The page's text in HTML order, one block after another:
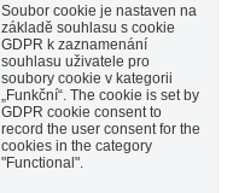
Soubor cookie je nastaven na
základě souhlasu s cookie
GDPR k zaznamenání
souhlasu uživatele pro
soubory cookie v kategorii
„Funkční“. The cookie is set by
GDPR cookie consent to
record the user consent for the
cookies in the category
"Functional".